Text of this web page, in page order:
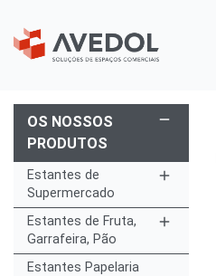
OS NOSSOS
PRODUTOS
remove
Estantes de
Supermercado
add
Estantes de Fruta,
Garrafeira, Pão
add
Estantes Papelaria